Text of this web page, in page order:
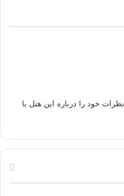
خود را درباره این هتل با